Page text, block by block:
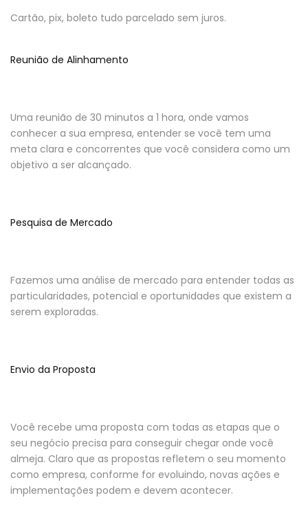
Cartão, pix, boleto tudo parcelado sem juros.
Reunião de Alinhamento
Uma reunião de 30 minutos a 1 hora, onde vamos
conhecer a sua empresa, entender se você tem uma
meta clara e concorrentes que você considera como um
objetivo a ser alcançado.
Pesquisa de Mercado
Fazemos uma análise de mercado para entender todas as
particularidades, potencial e oportunidades que existem a
serem exploradas.
Envio da Proposta
Você recebe uma proposta com todas as etapas que o
seu negócio precisa para conseguir chegar onde você
almeja. Claro que as propostas refletem o seu momento
como empresa, conforme for evoluindo, novas ações e
implementações podem e devem acontecer.